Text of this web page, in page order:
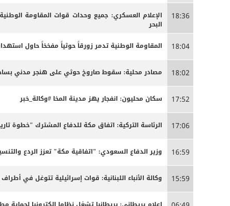
18:36
الإعلام العسكري: جميع وحدات قوات المقاومة
البحر
18:04 المقاومة الوطنية تدمر زورقاً حوثياً مفخخاً حاول
18:02 مصادر محلية: سقوط صاروخ حوثي على هنجر مدني
17:52 سكان محليون: انفجار يهز مدينة المخا #وكالة_خبر
17:06 الرئاسة التركية: اتفاق مكة للدفاع المشترك "خطوة
16:59 وزير الدفاع السعودي: "اتفاقية مكة" تعزز الردع
15:59 وكالة الأنباء اللبنانية: قوات إسرائيلية تتوغل في